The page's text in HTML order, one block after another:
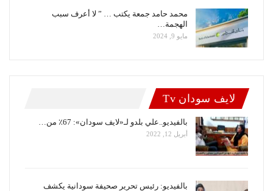
محمد حامد جمعة يكتب … ” لا أعرف سبب
الهجمة…
مايو 9, 2024
لايف سودان Tv
بالفيديو..علي بلدو لـ«لايف سودان»: 67٪ من…
أبريل 12, 2022
بالفيديو: رئيس تحرير صحيفة سودانية يكشف